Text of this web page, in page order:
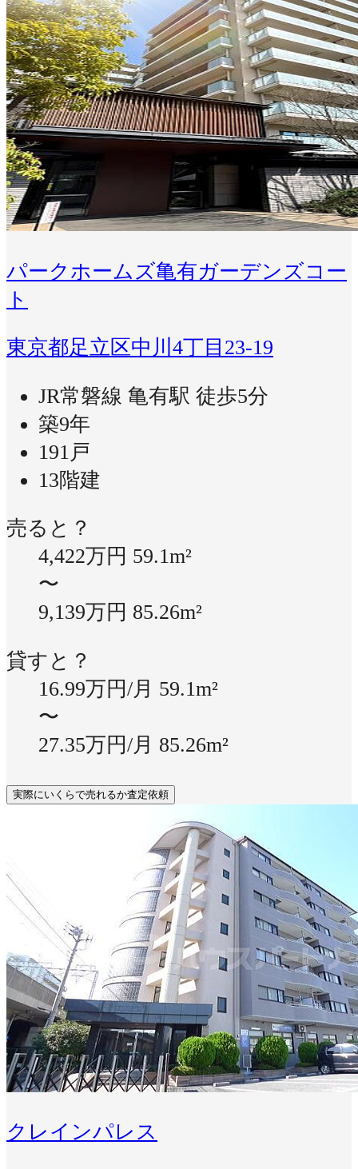
パークホームズ亀有ガーデンズコー
ト
東京都足立区中川4丁目23-19
JR常磐線 亀有駅 徒歩5分
築9年
191戸
13階建
売ると？
4,422万円 59.1m²
〜
9,139万円 85.26m²
貸すと？
16.99万円/月 59.1m²
〜
27.35万円/月 85.26m²
実際にいくらで売れるか査定依頼
クレインパレス